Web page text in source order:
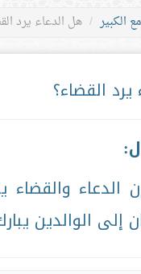
الكبير هل الدعاء يرد
القضاء؟
الدعاء والقضاء
إلى الوالدين